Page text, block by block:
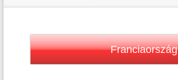
Franciaország